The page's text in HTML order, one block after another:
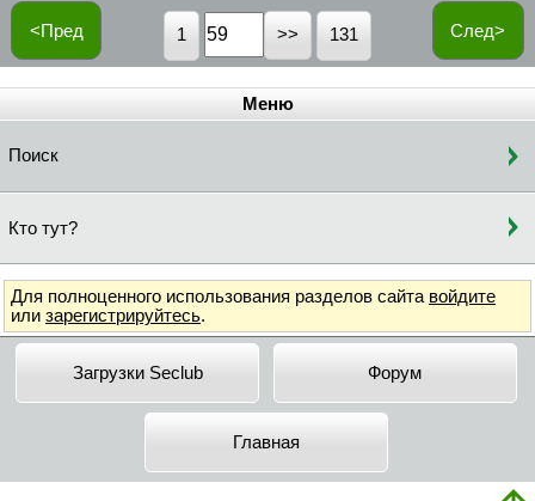
<Пред След>
1 131
Меню
Поиск
Кто тут?
Для полноценного использования разделов сайта войдите
или зарегистрируйтесь.
Загрузки Seclub Форум
Главная